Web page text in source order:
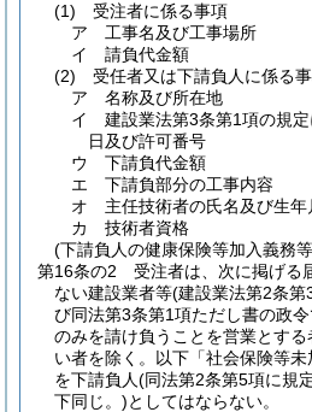
(1)
受注者に係る事項
ア
工事名及び工事場所
イ
請負代金額
(2)
受任者又は下請負人に係る
ア
名称及び所在地
イ
建設業法第3条第1項の規
日及び許可番号
ウ
下請負代金額
エ
下請負部分の工事内容
オ
主任技術者の氏名及び生年
カ
技術者資格
(下請負人の健康保険等加入義務
第16条の2
受注者は、次に掲げる
ない建設業者等(建設業法第2条第
び同法第3条第1項ただし書の政
のみを請け負うことを営業とす
い者を除く。以下「社会保険等
を下請負人(同法第2条第5項に規
下同じ。)としてはならない。